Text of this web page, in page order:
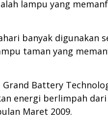
lampu yang
banyak digunakan
taman yang
Battery
energi berlimpah
Maret 2009.